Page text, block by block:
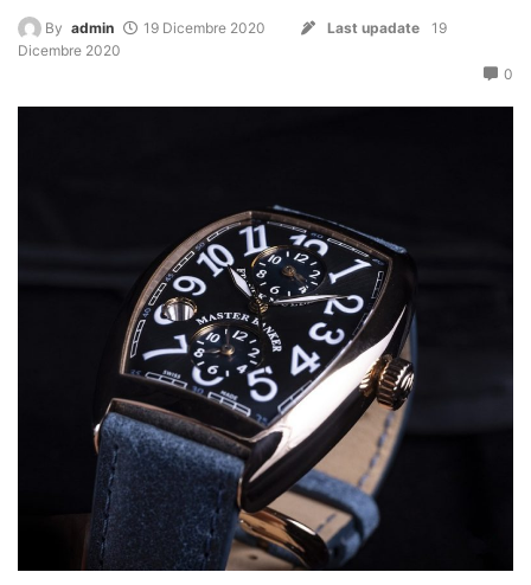
By admin 19 Dicembre 2020 Last upadate
19
Dicembre 2020
0